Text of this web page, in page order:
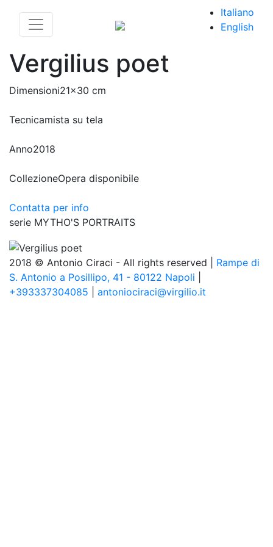
Italiano
English
Vergilius poet
Dimensioni21x30 cm
Tecnicamista su tela
Anno2018
CollezioneOpera disponibile
Contatta per info
serie MYTHO'S PORTRAITS
2018 © Antonio Ciraci - All rights reserved | Rampe di
S. Antonio a Posillipo, 41 - 80122 Napoli
+393337304085
antoniociraci@virgilio.it